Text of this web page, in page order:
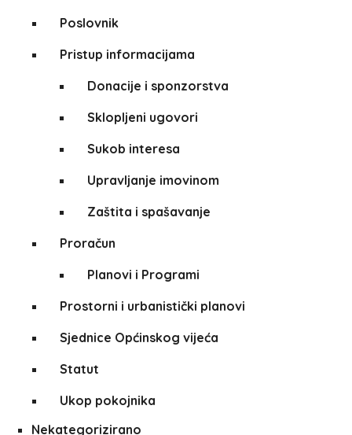
Poslovnik
Pristup informacijama
Donacije i sponzorstva
Sklopljeni ugovori
Sukob interesa
Upravljanje imovinom
Zaštita i spašavanje
Proračun
Planovi i Programi
Prostorni i urbanistički planovi
Sjednice Općinskog vijeća
Statut
Ukop pokojnika
Nekategorizirano